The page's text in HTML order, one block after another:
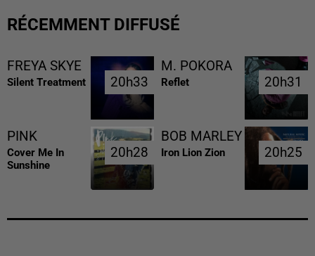
RÉCEMMENT DIFFUSÉ
FREYA SKYE
Silent Treatment 20h33
20h33
M. POKORA
Reflet 20h31
20h31
PINK
Cover Me In
Sunshine
20h28
20h28
BOB MARLEY
Iron Lion Zion 20h25
20h25